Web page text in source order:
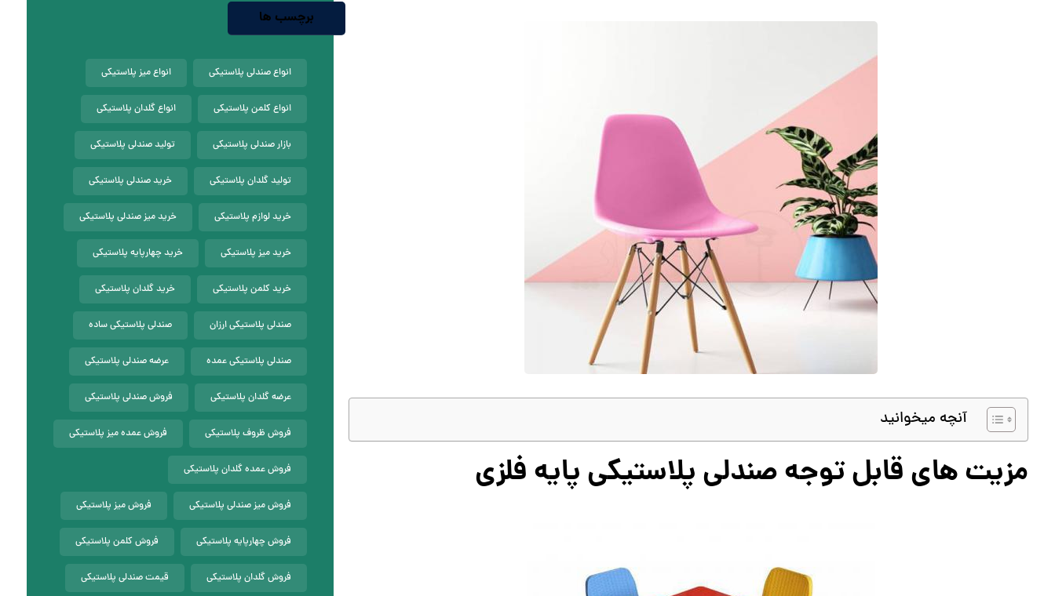
آنچه میخوانید
مزیت های قابل توجه صندلی پلاستیکی پایه فلزی
برچسب ها
انواع صندلی پلاستیکی انواع میز پلاستیکی
انواع کلمن پلاستیکی انواع گلدان پلاستیکی
بازار صندلی پلاستیکی تولید صندلی پلاستیکی
تولید گلدان پلاستیکی خرید صندلی پلاستیکی
خرید لوازم پلاستیکی خرید میز صندلی پلاستیکی
خرید میز پلاستیکی خرید چهارپایه پلاستیکی
خرید کلمن پلاستیکی خرید گلدان پلاستیکی
صندلی پلاستیکی ارزان صندلی پلاستیکی ساده
صندلی پلاستیکی عمده عرضه صندلی پلاستیکی
عرضه گلدان پلاستیکی فروش صندلی پلاستیکی
فروش ظروف پلاستیکی فروش عمده میز پلاستیکی
فروش عمده گلدان پلاستیکی
فروش میز صندلی پلاستیکی فروش میز پلاستیکی
فروش چهارپایه پلاستیکی فروش کلمن پلاستیکی
فروش گلدان پلاستیکی قیمت صندلی پلاستیکی